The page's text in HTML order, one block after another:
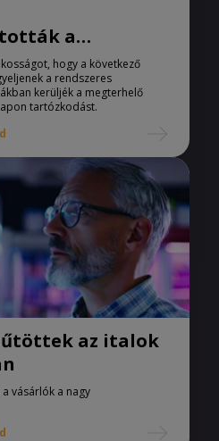
a
hogy a következő
a rendszeres
kerüljék a megterhelő
tartózkodást.
az italok
vásárlók a nagy